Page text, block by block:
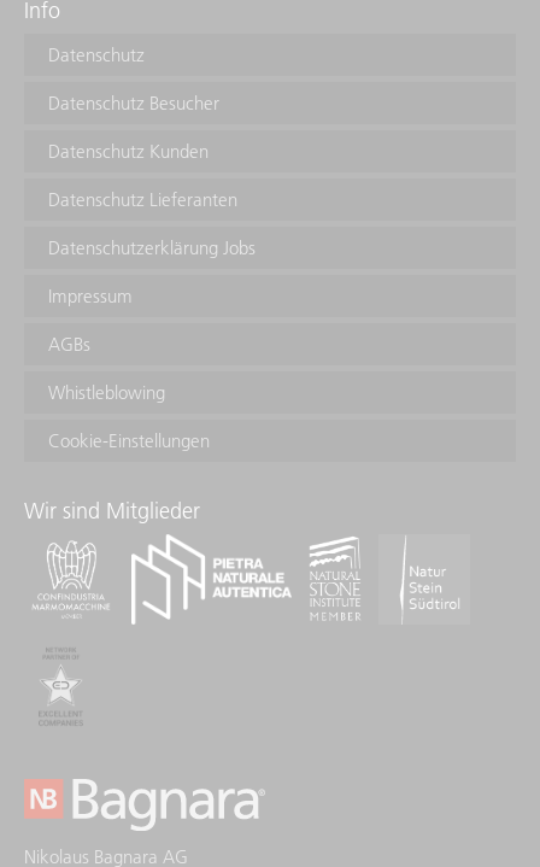
Info
Datenschutz
Datenschutz Besucher
Datenschutz Kunden
Datenschutz Lieferanten
Datenschutzerklärung Jobs
Impressum
AGBs
Whistleblowing
Cookie-Einstellungen
Wir sind Mitglieder
Nikolaus Bagnara AG